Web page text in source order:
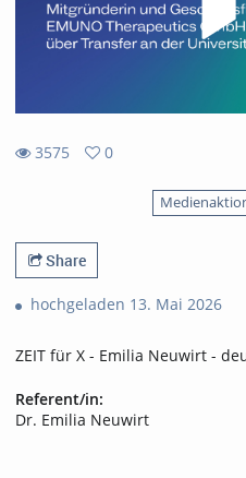
3575
0
Share
hochgeladen 13. Mai 2026
ZEIT für X - Emilia Neuwirt -
Referent/in:
Dr. Emilia Neuwirt